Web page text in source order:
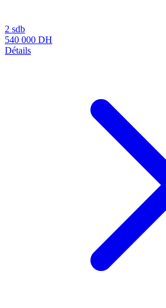
2 sdb
540 000 DH
Détails